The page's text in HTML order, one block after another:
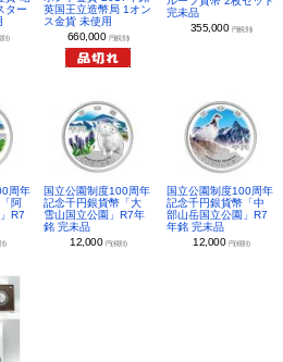
ター
別)
英国王立造幣局 1オン
ス金貨 未使用
660,000 円(税別)
完未品
355,000 円(税別)
周年
阿
R7
)
国立公園制度100周年
記念千円銀貨幣「大
雪山国立公園」R7年
銘 完未品
12,000 円(税別)
国立公園制度100周年
記念千円銀貨幣「中
部山岳国立公園」R7
年銘 完未品
12,000 円(税別)